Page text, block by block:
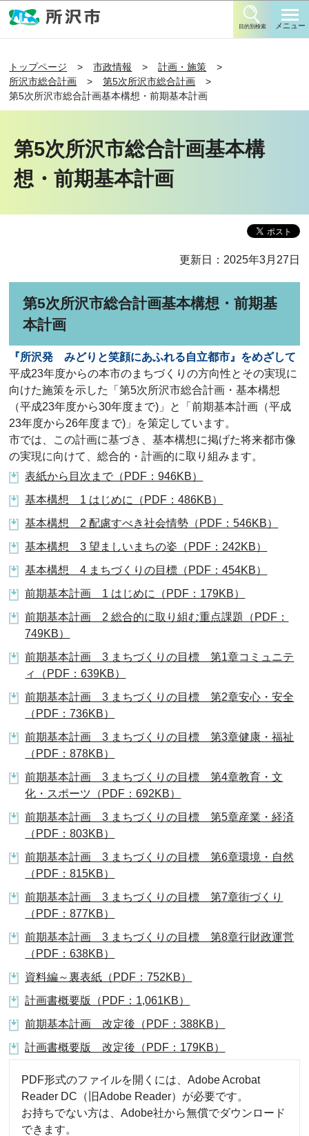
目的別検索 メニュー
トップページ 市政情報
計画・施策
所沢市総合計画
第5次所沢市総合計画
第5次所沢市総合計画基本構想・前期基本計画
第5次所沢市総合計画基本構
想・前期基本計画
更新日：2025年3月27日
第5次所沢市総合計画基本構想・前期基
本計画
『所沢発 みどりと笑顔にあふれる自立都市』をめざして
平成23年度からの本市のまちづくりの方向性とその実現に
向けた施策を示した「第5次所沢市総合計画・基本構想
（平成23年度から30年度まで)」と「前期基本計画（平成
23年度から26年度まで)」を策定しています。
市では、この計画に基づき、基本構想に掲げた将来都市像
の実現に向けて、総合的・計画的に取り組みます。
表紙から目次まで（PDF：946KB）
基本構想 1 はじめに（PDF：486KB）
基本構想 2 配慮すべき社会情勢（PDF：546KB）
基本構想 3 望ましいまちの姿（PDF：242KB）
基本構想 4 まちづくりの目標（PDF：454KB）
前期基本計画 1 はじめに（PDF：179KB）
前期基本計画 2 総合的に取り組む重点課題（PDF：
749KB）
前期基本計画 3 まちづくりの目標 第1章コミュニテ
ィ（PDF：639KB）
前期基本計画 3 まちづくりの目標 第2章安心・安全
（PDF：736KB）
前期基本計画 3 まちづくりの目標 第3章健康・福祉
（PDF：878KB）
前期基本計画 3 まちづくりの目標 第4章教育・文
化・スポーツ（PDF：692KB）
前期基本計画 3 まちづくりの目標 第5章産業・経済
（PDF：803KB）
前期基本計画 3 まちづくりの目標 第6章環境・自然
（PDF：815KB）
前期基本計画 3 まちづくりの目標 第7章街づくり
（PDF：877KB）
前期基本計画 3 まちづくりの目標 第8章行財政運営
（PDF：638KB）
資料編～裏表紙（PDF：752KB）
計画書概要版（PDF：1,061KB）
前期基本計画 改定後（PDF：388KB）
計画書概要版 改定後（PDF：179KB）
PDF形式のファイルを開くには、Adobe Acrobat
Reader DC（旧Adobe Reader）が必要です。
お持ちでない方は、Adobe社から無償でダウンロード
できます。